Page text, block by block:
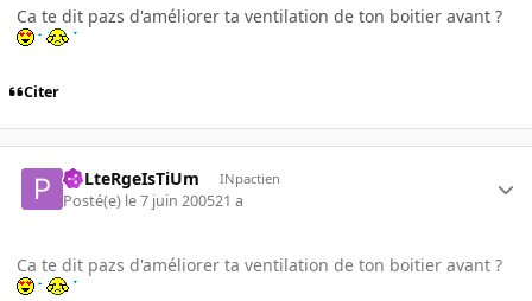
Ca te dit pazs d'améliorer ta ventilation de ton boitier avant ?
Citer
PoLteRgeIsTiUm INpactien
Posté(e) le 7 juin 200521 a
Ca te dit pazs d'améliorer ta ventilation de ton boitier avant ?